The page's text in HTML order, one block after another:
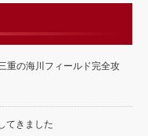
重の海川フィールド完全攻
てきました